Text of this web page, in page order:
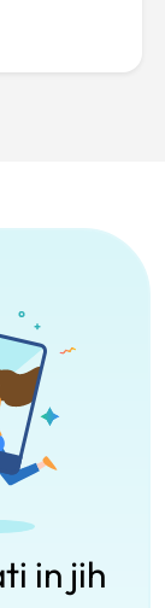
in jih